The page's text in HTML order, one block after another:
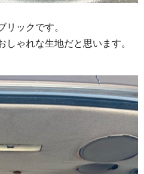
リックです。
ゃれな生地だと思います。